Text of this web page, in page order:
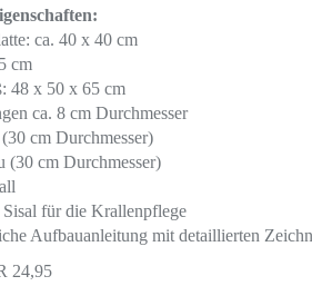
ca. 40 x 40 cm
cm
48 x 50 x 65 cm
ca. 8 cm Durchmesser
cm Durchmesser)
(30 cm Durchmesser)
Sisal für die Krallenpflege
Aufbauanleitung mit detaillierten
24,95